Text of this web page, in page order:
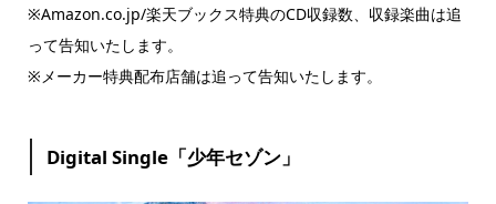
※Amazon.co.jp/楽天ブックス特典のCD収録数、収録楽曲は追
って告知いたします。
※メーカー特典配布店舗は追って告知いたします。
Digital Single「少年セゾン」